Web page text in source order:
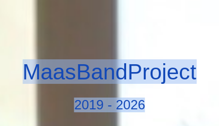
MaasBandProject
2019 - 2026